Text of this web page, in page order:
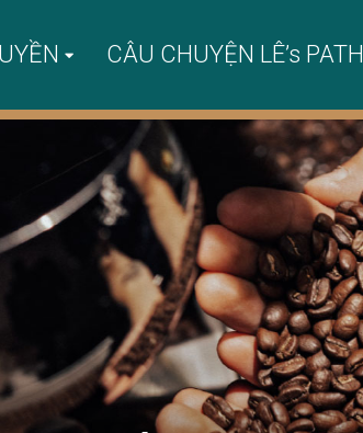
CÂU CHUYỆN LÊ’s PATH